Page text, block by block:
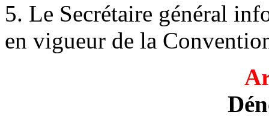
5. Le Secrétaire général
en vigueur de la